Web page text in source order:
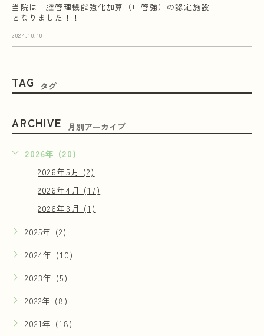
当院は口腔管理機能強化加算（口管強）の認定施設
となりました！！
2024.10.10
TAG タグ
ARCHIVE 月別アーカイブ
2026年 (20)
2026年5月 (2)
2026年4月 (17)
2026年3月 (1)
2025年 (2)
2024年 (10)
2023年 (5)
2022年 (8)
2021年 (18)